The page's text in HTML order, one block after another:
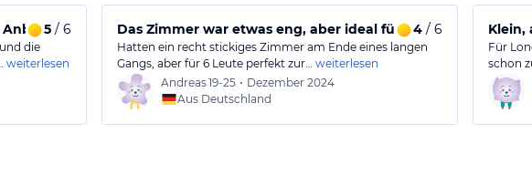
an die U-Bahn
5 / 6
die
weiterlesen
Das Zimmer war etwas eng, aber ideal für unsere Gruppe
4/ 6
Hatten ein recht stickiges Zimmer am Ende eines langen
Gangs, aber für 6 Leute perfekt zur… weiterlesen
Andreas19-25 • Dezember 2024
Aus Deutschland
Klein,
Für
schon